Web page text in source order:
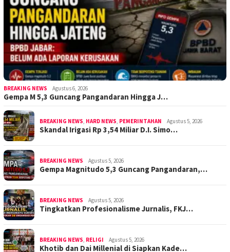
BREAKING NEWS Agustus 6, 2026
Gempa M 5,3 Guncang Pangandaran Hingga J…
BREAKING NEWS, HARD NEWS, PEMERINTAHAN Agustus 5, 2026
Skandal Irigasi Rp 3,54 Miliar D.I. Simo…
BREAKING NEWS Agustus 5, 2026
Gempa Magnitudo 5,3 Guncang Pangandaran,…
BREAKING NEWS Agustus 5, 2026
Tingkatkan Profesionalisme Jurnalis, FKJ…
BREAKING NEWS, RELIGI Agustus 5, 2026
Khotib dan Dai Millenial di Siapkan Kade…